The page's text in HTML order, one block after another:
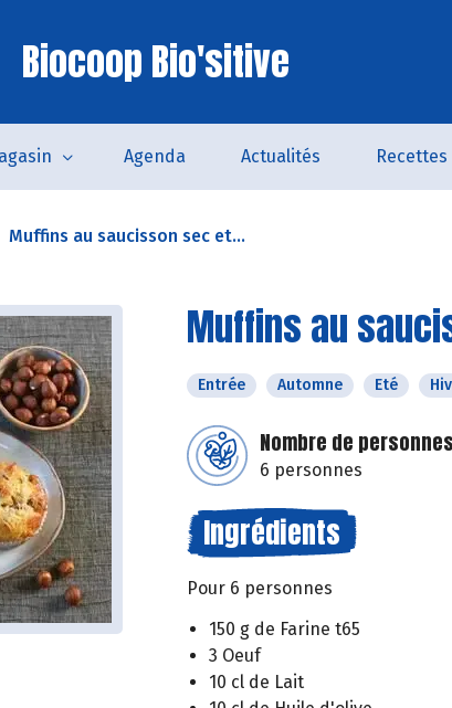
Biocoop Bio'sitive
Agenda Actualités Recettes
Muffins au saucisson sec et...
Muffins au
Entrée Automne Eté
Nombre de personnes
6 personnes
Ingrédients
Pour 6 personnes
150 g de Farine t65
3 Oeuf
10 cl de Lait